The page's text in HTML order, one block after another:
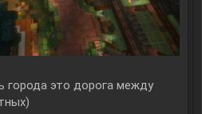
города это дорога между